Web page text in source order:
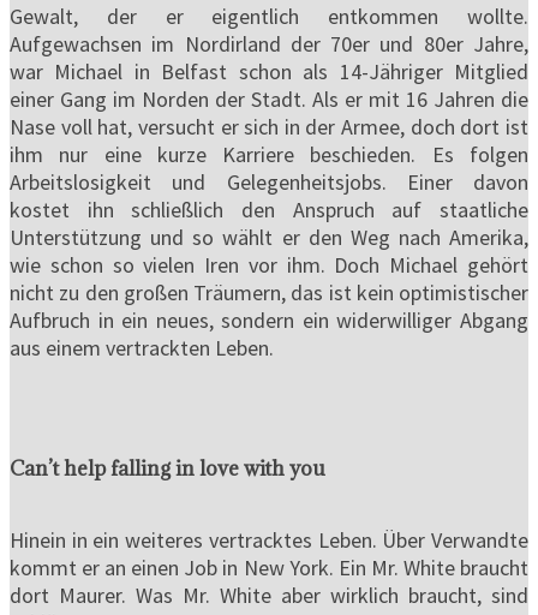
Gewalt, der er eigentlich entkommen wollte.
Aufgewachsen im Nordirland der 70er und 80er Jahre,
war Michael in Belfast schon als 14-Jähriger Mitglied
einer Gang im Norden der Stadt. Als er mit 16 Jahren die
Nase voll hat, versucht er sich in der Armee, doch dort ist
ihm nur eine kurze Karriere beschieden. Es folgen
Arbeitslosigkeit und Gelegenheitsjobs. Einer davon
kostet ihn schließlich den Anspruch auf staatliche
Unterstützung und so wählt er den Weg nach Amerika,
wie schon so vielen Iren vor ihm. Doch Michael gehört
nicht zu den großen Träumern, das ist kein optimistischer
Aufbruch in ein neues, sondern ein widerwilliger Abgang
aus einem vertrackten Leben.
Can’t help falling in love with you
Hinein in ein weiteres vertracktes Leben. Über Verwandte
kommt er an einen Job in New York. Ein Mr. White braucht
dort Maurer. Was Mr. White aber wirklich braucht, sind